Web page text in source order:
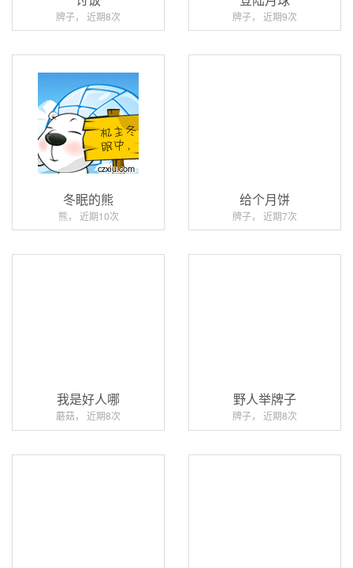
牌子， 近期8次 牌子， 近期9次
冬眠的熊
熊， 近期10次
给个月饼
牌子， 近期7次
我是好人哪
蘑菇， 近期8次
野人举牌子
牌子， 近期8次